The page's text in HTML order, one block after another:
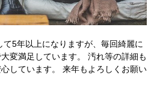
5年以上になりますが、毎回綺麗に
変満足しています。 汚れ等の詳細も
しています。 来年もよろしくお願い